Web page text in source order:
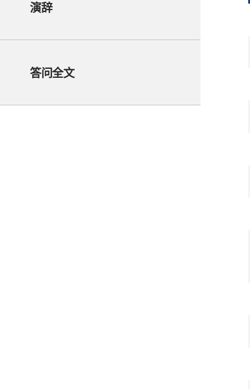
演辞
答问全文